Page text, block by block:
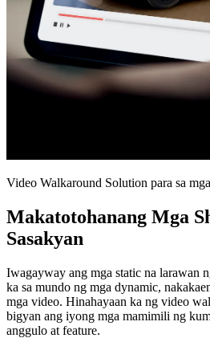
Video Walkaround Solution para sa
Makatotohanang Mga
Sasakyan
Iwagayway ang mga static na larawan
ka sa mundo ng mga dynamic,
mga video. Hinahayaan ka ng video
bigyan ang iyong mga mamimili ng
anggulo at feature.